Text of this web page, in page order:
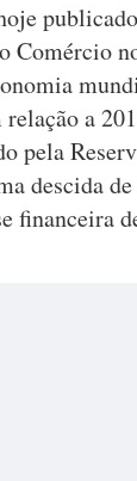
Comércio
relação a
pela
descida
financeira